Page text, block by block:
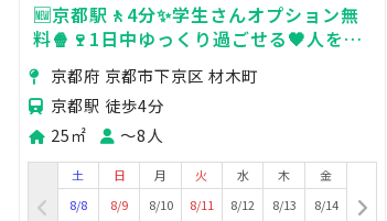
🆕京都駅🚶4分✨学生さんオプション無
料🍿🍷1日中ゆっくり過ごせる🖤人をダ
メにする空間💓
京都府 京都市下京区 材木町
京都駅 徒歩4分
25㎡
〜8人
土
8/8
日
8/9
月
8/10
火
8/11
水
8/12
木
8/13
金
8/14